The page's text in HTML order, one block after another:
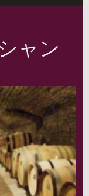
ャン